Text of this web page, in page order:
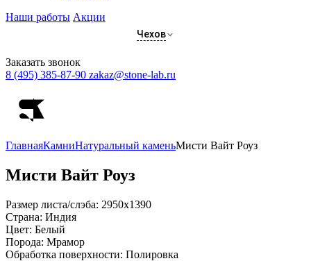
Наши работы Акции
Чехов
Заказать звонок
8 (495) 385-87-90 zakaz@stone-lab.ru
ГлавнаяКамниНатуральный каменьМисти Вайт Роуз
Мисти Вайт Роуз
Размер листа/слэба: 2950x1390
Страна: Индия
Цвет: Белый
Порода: Мрамор
Обработка поверхности: Полировка